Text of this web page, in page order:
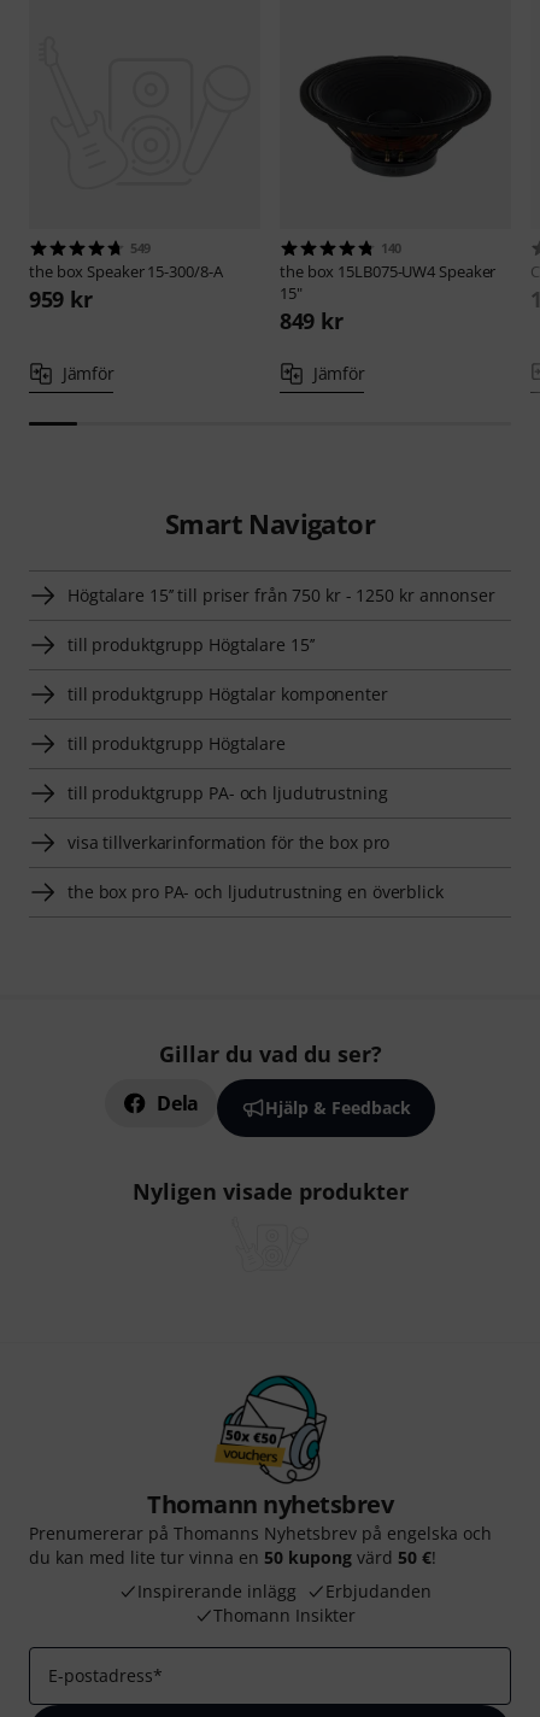
549
the box Speaker 15-300/8-A
959 kr
Jämför
140
the box 15LB075-UW4 Speaker
15"
849 kr
Jämför
Smart Navigator
Högtalare 15’’ till priser från 750 kr - 1250 kr annonser
till produktgrupp Högtalare 15’’
till produktgrupp Högtalar komponenter
till produktgrupp Högtalare
till produktgrupp PA- och ljudutrustning
visa tillverkarinformation för the box pro
the box pro PA- och ljudutrustning en överblick
Gillar du vad du ser?
Dela Hjälp & Feedback
Nyligen visade produkter
Thomann nyhetsbrev
Prenumererar på Thomanns Nyhetsbrev på engelska och
du kan med lite tur vinna en 50 kupong värd 50 €!
Inspirerande inlägg
Erbjudanden
Thomann Insikter
E-postadress*